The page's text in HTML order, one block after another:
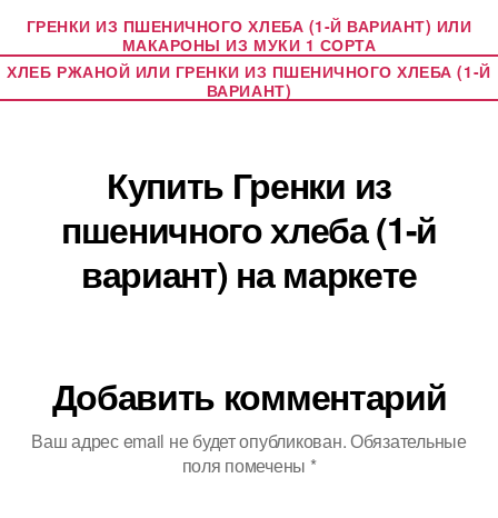
ГРЕНКИ ИЗ ПШЕНИЧНОГО ХЛЕБА (1-Й ВАРИАНТ) ИЛИ
МАКАРОНЫ ИЗ МУКИ 1 СОРТА
ХЛЕБ РЖАНОЙ ИЛИ ГРЕНКИ ИЗ ПШЕНИЧНОГО ХЛЕБА (1-Й
ВАРИАНТ)
Купить Гренки из
пшеничного хлеба (1-й
вариант) на маркете
Добавить комментарий
Ваш адрес email не будет опубликован.Обязательные
поля помечены *